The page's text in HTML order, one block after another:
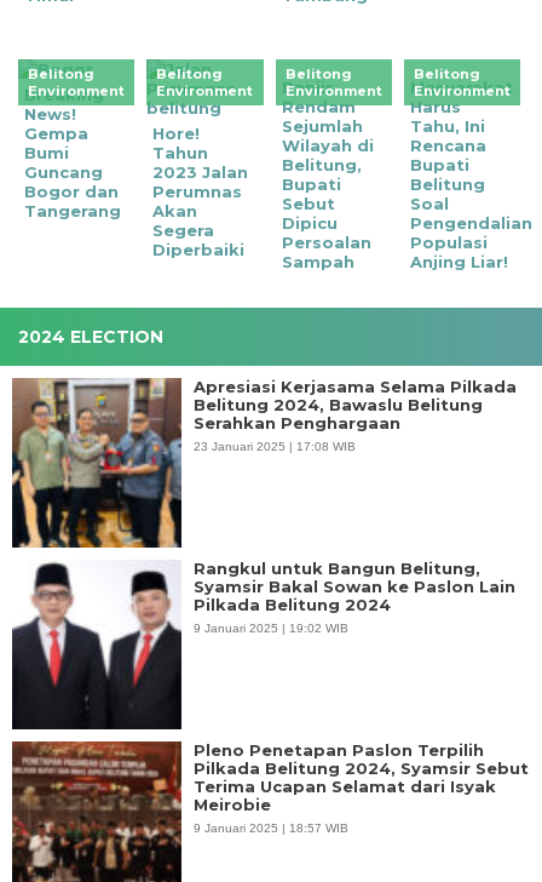
Belitong
Environment
Breaking
News!
Gempa
Bumi
Guncang
Bogor dan
Tangerang
Belitong
Environment
Hore!
Tahun
2023 Jalan
Perumnas
Akan
Segera
Diperbaiki
Belitong
Environment
Banjir
Rendam
Sejumlah
Wilayah di
Belitung,
Bupati
Sebut
Dipicu
Persoalan
Sampah
Belitong
Environment
Masyarakat
Harus
Tahu, Ini
Rencana
Bupati
Belitung
Soal
Pengendalian
Populasi
Anjing Liar!
2024 ELECTION
Apresiasi Kerjasama Selama Pilkada
Belitung 2024, Bawaslu Belitung
Serahkan Penghargaan
23 Januari 2025 | 17:08 WIB
Rangkul untuk Bangun Belitung,
Syamsir Bakal Sowan ke Paslon Lain
Pilkada Belitung 2024
9 Januari 2025 | 19:02 WIB
Pleno Penetapan Paslon Terpilih
Pilkada Belitung 2024, Syamsir Sebut
Terima Ucapan Selamat dari Isyak
Meirobie
9 Januari 2025 | 18:57 WIB